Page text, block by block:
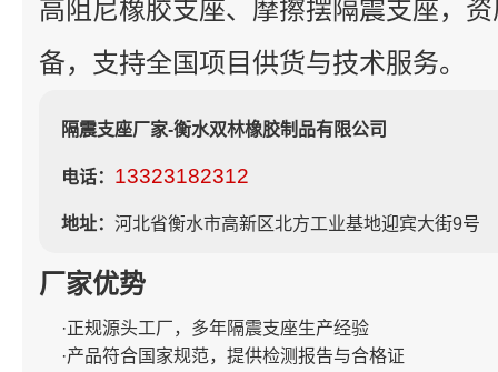
高阻尼橡胶支座、摩擦摆隔震支座，
备，支持全国项目供货与技术服务。
隔震支座厂家-衡水双林橡胶制品有限公司
电话： 13323182312
地址： 河北省衡水市高新区北方工业基地迎宾大街9号
厂家优势
·正规源头工厂，多年隔震支座生产经验
·产品符合国家规范，提供检测报告与合格证